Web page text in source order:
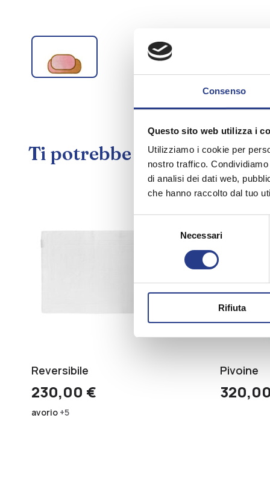
Consenso
Questo sito web utilizza i
Utilizziamo i cookie per
nostro traffico.
di analisi dei dati web,
che hanno raccolto dal tuo
Necessari
Rifiuta
Ti potrebbe interessare
Reversibile
230,00 €
avorio +5
Pivoine